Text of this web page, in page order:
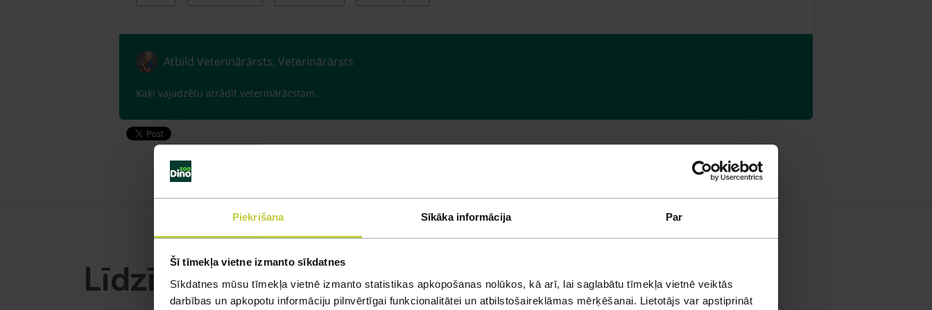
Piekrišana Sīkāka informācija Par
Šī tīmekļa vietne izmanto sīkdatnes
Sīkdatnes mūsu tīmekļa vietnē izmanto statistikas apkopošanas nolūkos, kā arī, lai saglabātu tīmekļa vietnē veiktās
darbības un apkopotu informāciju pilnvērtīgai funkcionalitātei un atbilstošaireklāmas mērķēšanai. Lietotājs var apstiprināt
Atbild Veterinārārsts, Veterinārārsts
Kaķi vajadzētu atrādīt veterinārārstam.
Līdzīgi jautājumi